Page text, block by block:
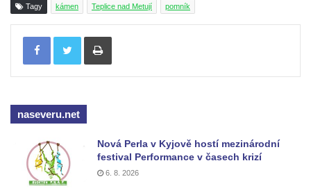
Socha Jana Valeria Jirsíka u Černé věže v
Českých Budějovicích
Socha Krista klesajícího pod křížem u
kostela svatého Mikuláše v Českých
Socha svatého Jana Nepomuckého u
kostela svaté Rodiny v Českých
Budějovicích
Socha S tebou v parku na Senovážném
náměstí v Českých Budějovicích
Tagy kámen Teplice nad Metují pomník
Tisknout
naseveru.net
Nová Perla v Kyjově hostí mezinárodní
festival Performance v časech krizí
6. 8. 2026